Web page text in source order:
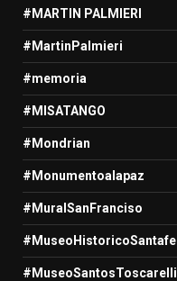
#MARTIN PALMIERI
#MartinPalmieri
#memoria
#MISATANGO
#Mondrian
#Monumentoalapaz
#MuralSanFranciso
#MuseoHistoricoSantafe
#MuseoSantosToscarelli